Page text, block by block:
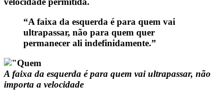
“A faixa da esquerda é para quem vai
ultrapassar, não para quem quer
permanecer ali indefinidamente.”
A faixa da esquerda é para quem vai ultrapassar, não
importa a velocidade